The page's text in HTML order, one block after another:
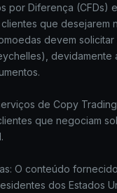
por Diferença (CFDs)
que desejarem
devem
devidamente
de Copy
que negociam
O conteúdo
dos Estados